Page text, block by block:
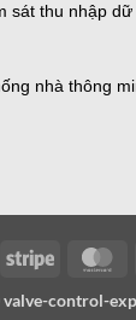
sát thu nhập dữ
nhà thông
Stripe
valve-control-